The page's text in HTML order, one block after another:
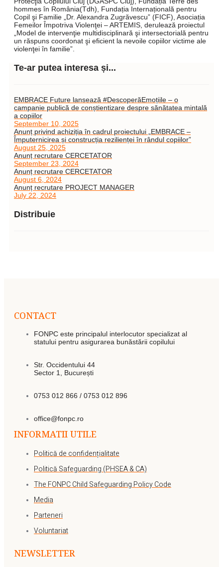
hommes în România(Tdh), Fundația Internațională pentru
Copil şi Familie „Dr. Alexandra Zugrăvescu” (FICF), Asociația
Femeilor Împotriva Violenţei – ARTEMIS, derulează proiectul
„Model de intervenţie multidisciplinară şi intersectorială pentru
un răspuns coordonat şi eficient la nevoile copiilor victime ale
violenţei în familie”.
Te-ar putea interesa și...
EMBRACE Future lansează #DescoperăEmoțiile – o
campanie publică de conștientizare despre sănătatea mintală
a copiilor
September 10, 2025
Anunț privind achiziția în cadrul proiectului „EMBRACE –
Împuternicirea și construcția rezilienței în rândul copiilor”
August 25, 2025
Anunț recrutare CERCETATOR
September 23, 2024
Anunț recrutare CERCETATOR
August 6, 2024
Anunț recrutare PROJECT MANAGER
July 22, 2024
Distribuie
CONTACT
FONPC este principalul interlocutor specializat al
statului pentru asigurarea bunăstării copilului
Str. Occidentului 44
Sector 1, București
0753 012 866 / 0753 012 896
office@fonpc.ro
INFORMATII UTILE
Politică de confidențialitate
Politică Safeguarding (PHSEA & CA)
The FONPC Child Safeguarding Policy Code
Media
Parteneri
Voluntariat
NEWSLETTER